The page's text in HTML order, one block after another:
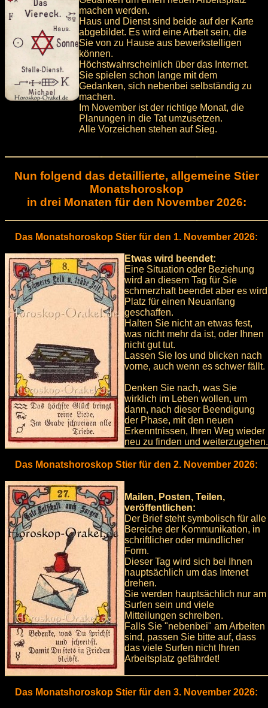
machen werden.
Haus und Dienst sind beide auf der Karte
abgebildet. Es wird eine Arbeit sein, die
Sie von zu Hause aus bewerkstelligen
können.
Höchstwahrscheinlich über das Internet.
Sie spielen schon lange mit dem
Gedanken, sich nebenbei selbständig zu
machen.
Im November ist der richtige Monat, die
Planungen in die Tat umzusetzen.
Alle Vorzeichen stehen auf Sieg.
Nun folgend das detaillierte, allgemeine Stier
Monatshoroskop
in drei Monaten für den November 2026:
Das Monatshoroskop Stier für den 1. November 2026:
Etwas wird beendet:
Eine Situation oder Beziehung
wird an diesem Tag für Sie
schmerzhaft beendet aber es wird
Platz für einen Neuanfang
geschaffen.
Halten Sie nicht an etwas fest,
was nicht mehr da ist, oder Ihnen
nicht gut tut.
Lassen Sie los und blicken nach
vorne, auch wenn es schwer fällt.
Denken Sie nach, was Sie
wirklich im Leben wollen, um
dann, nach dieser Beendigung
der Phase, mit den neuen
Erkenntnissen, Ihren Weg wieder
neu zu finden und weiterzugehen.
Das Monatshoroskop Stier für den 2. November 2026:
Mailen, Posten, Teilen,
veröffentlichen:
Der Brief steht symbolisch für alle
Bereiche der Kommunikation, in
schriftlicher oder mündlicher
Form.
Dieser Tag wird sich bei Ihnen
hauptsächlich um das Intenet
drehen.
Sie werden hauptsächlich nur am
Surfen sein und viele
Mitteilungen schreiben.
Falls Sie "nebenbei" am Arbeiten
sind, passen Sie bitte auf, dass
das viele Surfen nicht Ihren
Arbeitsplatz gefährdet!
Das Monatshoroskop Stier für den 3. November 2026: